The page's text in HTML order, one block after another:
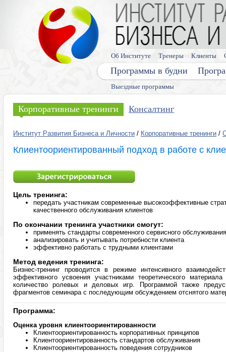
Выездные программы
Программы в будни
Об Институте Тренеры Клиенты
Корпоративные тренинги Консалтинг
Институт Развития Бизнеса и Личности / Корпоративные тренинги /
Клиентоориентированный подход в работе с
Цель тренинга:
передать участникам современные высокоэффективные
качественного обслуживания клиентов
По окончании тренинга участники смогут:
применять стандарты современного сервисного обслуживания
анализировать и учитывать потребности клиента
эффективно работать с трудными клиентами
Метод ведения тренинга:
Бизнес-тренинг проводится в режиме интенсивного
эффективного усвоения участниками теоретического
количество ролевых и деловых игр. Программой также
фрагментов семинара с последующим обсуждением отснятого
Программа:
Оценка уровня клиентоориентированности
Клиентоориентированность корпоративных принципов
Клиентоориентированность стандартов обслуживания
Клиентоориентированность поведения сотрудников